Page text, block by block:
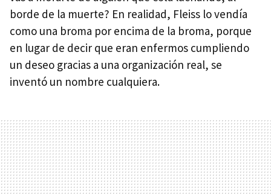
borde de la muerte? En realidad, Fleiss lo vendía
como una broma por encima de la broma, porque
en lugar de decir que eran enfermos cumpliendo
un deseo gracias a una organización real, se
inventó un nombre cualquiera.